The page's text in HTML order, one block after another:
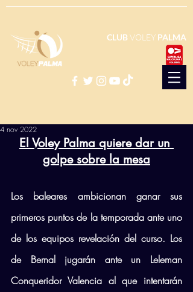
CLUBVOLEY PALMA
4 nov 2022
El Voley Palma quiere dar un
golpe sobre la mesa
Los baleares ambicionan ganar sus
primeros puntos de la temporada ante uno
de los equipos revelación del curso. Los
de Bernal jugarán ante un Leleman
Conqueridor Valencia al que intentarán